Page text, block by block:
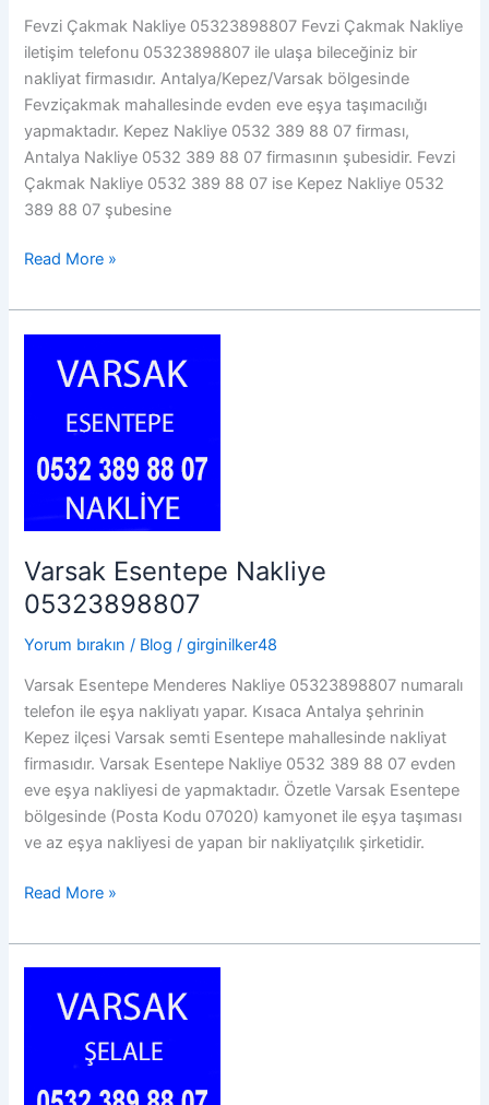
Fevzi Çakmak Nakliye 05323898807 Fevzi Çakmak Nakliye
iletişim telefonu 05323898807 ile ulaşa bileceğiniz bir
nakliyat firmasıdır. Antalya/Kepez/Varsak bölgesinde
Fevziçakmak mahallesinde evden eve eşya taşımacılığı
yapmaktadır. Kepez Nakliye 0532 389 88 07 firması,
Antalya Nakliye 0532 389 88 07 firmasının şubesidir. Fevzi
Çakmak Nakliye 0532 389 88 07 ise Kepez Nakliye 0532
389 88 07 şubesine
Fevzi
Nakliye
05323898807
Read More »
Varsak Esentepe Nakliye
05323898807
Yorum bırakın / Blog /girginilker48
Varsak Esentepe Menderes Nakliye 05323898807 numaralı
telefon ile eşya nakliyatı yapar. Kısaca Antalya şehrinin
Kepez ilçesi Varsak semti Esentepe mahallesinde nakliyat
firmasıdır. Varsak Esentepe Nakliye 0532 389 88 07 evden
eve eşya nakliyesi de yapmaktadır. Özetle Varsak Esentepe
bölgesinde (Posta Kodu 07020) kamyonet ile eşya taşıması
ve az eşya nakliyesi de yapan bir nakliyatçılık şirketidir.
Varsak
Nakliye
05323898807
Read More »